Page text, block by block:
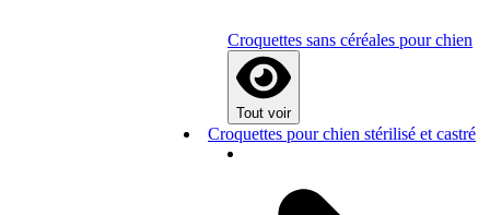
Croquettes sans céréales pour chien
Tout voir
Croquettes pour chien stérilisé et castré